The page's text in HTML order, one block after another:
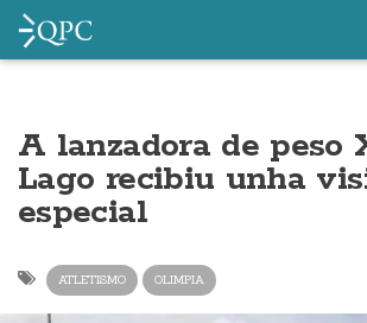
A lanzadora de peso
Lago recibiu unha
especial
ATLETISMO OLIMPIA